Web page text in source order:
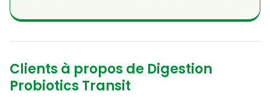
Clients à propos de Digestion
Probiotics Transit